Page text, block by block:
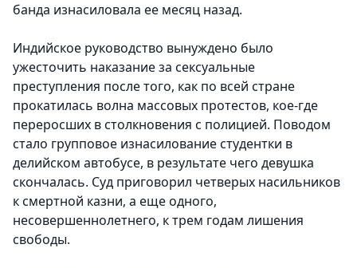
банда изнасиловала ее месяц назад.
Индийское руководство вынуждено было
ужесточить наказание за сексуальные
преступления после того, как по всей стране
прокатилась волна массовых протестов, кое-где
переросших в столкновения с полицией. Поводом
стало групповое изнасилование студентки в
делийском автобусе, в результате чего девушка
скончалась. Суд приговорил четверых насильников
к смертной казни, а еще одного,
несовершеннолетнего, к трем годам лишения
свободы.